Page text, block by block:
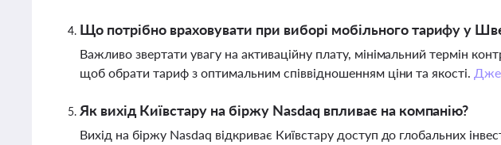
Що потрібно враховувати при виборі мобільного тарифу у
Важливо звертати увагу на активаційну плату, мінімальний термін
щоб обрати тариф з оптимальним співвідношенням ціни та якості.
Як вихід Київстару на біржу Nasdaq впливає на компанію?
Вихід на біржу Nasdaq відкриває Київстару доступ до глобальних